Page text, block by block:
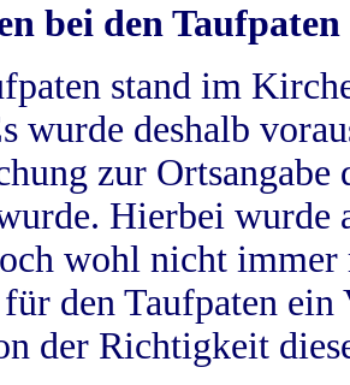
bei den Taufpaten
stand im
wurde deshalb
zur
Hierbei wurde
wohl nicht
den Taufpaten
der Richtigkeit